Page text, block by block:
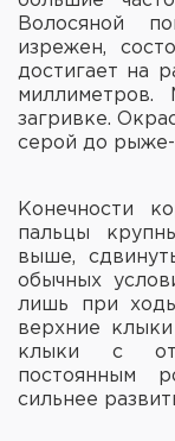
Волосяной
изрежен,
достигает на
загривке.
серой до рыже-
Конечности
пальцы
выше,
обычных
лишь при
верхние
клыки с
постоянным
сильнее